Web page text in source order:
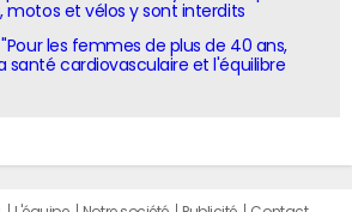
motos et vélos y sont interdits
"Pour les femmes de plus de 40 ans,
santé cardiovasculaire et l'équilibre